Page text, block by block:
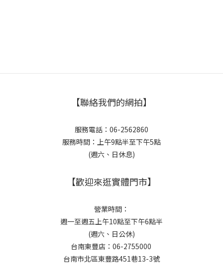
【聯絡我們的網拍】
服務電話：06-2562860
服務時間：上午9點半至下午5點
(週六、日休息)
【歡迎來逛實體門市】
營業時間：
週一至週五上午10點至下午6點半
(週六、日公休)
台南東豐店：06-2755000
台南市北區東豐路451巷13-3號